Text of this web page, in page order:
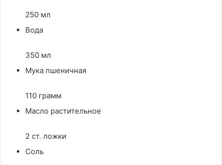
250 мл
Вода
350 мл
Мука пшеничная
110 грамм
Масло растительное
2 ст. ложки
Соль